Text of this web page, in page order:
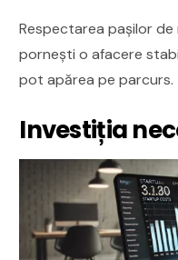
Respectarea pașilor
pornești o afacere
pot apărea pe parcurs.
Investiția